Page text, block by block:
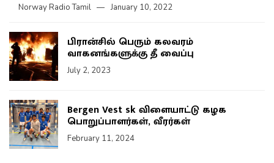
Norway Radio Tamil January 10, 2022
பிரான்சில் பெரும் கலவரம்
வாகனங்களுக்கு தீ வைப்பு
July 2, 2023
Bergen Vest sk விளையாட்டு கழக
பொறுப்பாளர்கள், வீரர்கள்
February 11, 2024